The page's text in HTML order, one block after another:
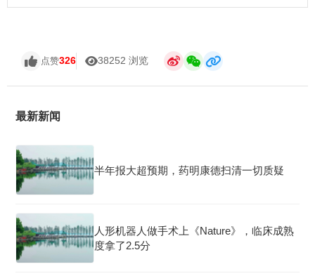
点赞326 38252 浏览
最新新闻
半年报大超预期，药明康德扫清一切质疑
人形机器人做手术上《Nature》，临床成熟
度拿了2.5分